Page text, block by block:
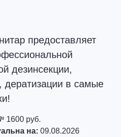
предоставляет
дезинсекции,
дератизации в самые
1600 руб.
на: 09.08.2026